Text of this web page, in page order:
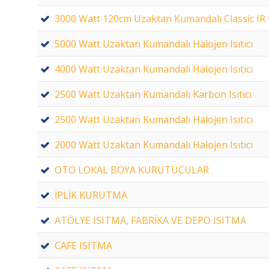
3000 Watt 120cm Uzaktan Kumandalı Classic IR
5000 Watt Uzaktan Kumandalı Halojen Isıtıcı
4000 Watt Uzaktan Kumandalı Halojen Isıtıcı
2500 Watt Uzaktan Kumandalı Karbon Isıtıcı
2500 Watt Uzaktan Kumandalı Halojen Isıtıcı
2000 Watt Uzaktan Kumandalı Halojen Isıtıcı
OTO LOKAL BOYA KURUTUCULAR
İPLİK KURUTMA
ATÖLYE ISITMA, FABRİKA VE DEPO ISITMA
CAFE ISITMA